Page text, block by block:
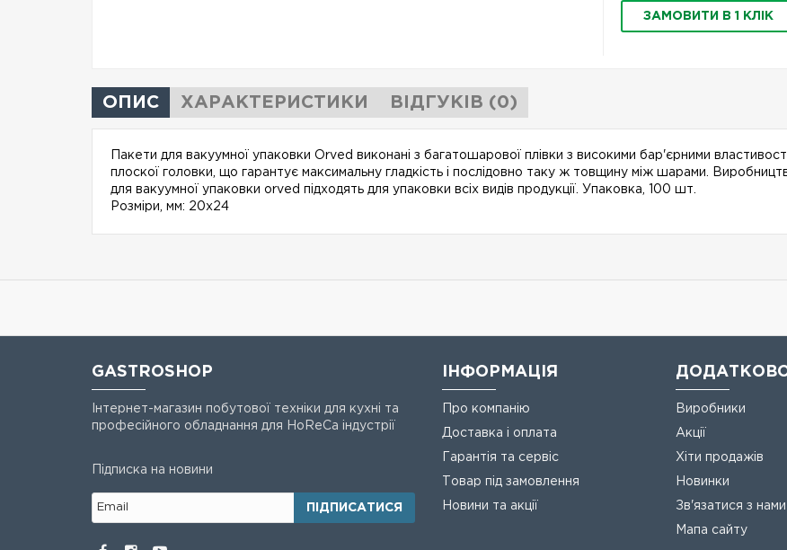
ЗАМОВИТИ В 1 КЛІК
ОПИС ХАРАКТЕРИСТИКИ ВІДГУКІВ (0)
Пакети для вакуумної упаковки Orved виконані з багатошарової плівки з високими бар'єрними
плоскої головки, що гарантує максимальну гладкість і послідовно таку ж товщину між шарами.
для вакуумної упаковки orved підходять для упаковки всіх видів продукції. Упаковка, 100 шт.
Розміри, мм: 20x24
GASTROSHOP
Інтернет-магазин побутової техніки для кухні та
професійного обладнання для HoReCa індустрії
Підписка на новини
ПІДПИСАТИСЯ
ІНФОРМАЦІЯ
Про компанію
Доставка і оплата
Гарантія та сервіс
Товар під замовлення
Новини та акції
Виробники
Акції
Хіти продажів
Новинки
Зв'язатися з нами
Мапа сайту